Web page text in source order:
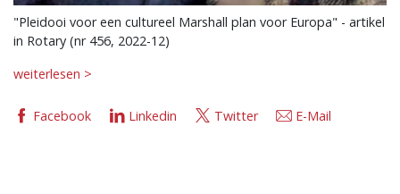
"Pleidooi voor een cultureel Marshall plan voor Europa" - artikel
in Rotary (nr 456, 2022-12)
weiterlesen >
Facebook Linkedin Twitter E-Mail